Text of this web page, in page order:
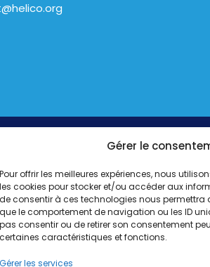
Gérer le
Pour offrir les meilleures expériences, nous
les cookies pour stocker et/ou accéder aux
de consentir à ces technologies nous permettra
que le comportement de navigation ou les ID
pas consentir ou de retirer son consentement
certaines caractéristiques et fonctions.
Gérer les services